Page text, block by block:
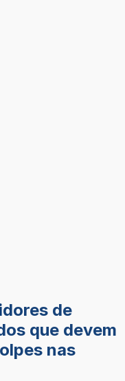
de
que devem
nas